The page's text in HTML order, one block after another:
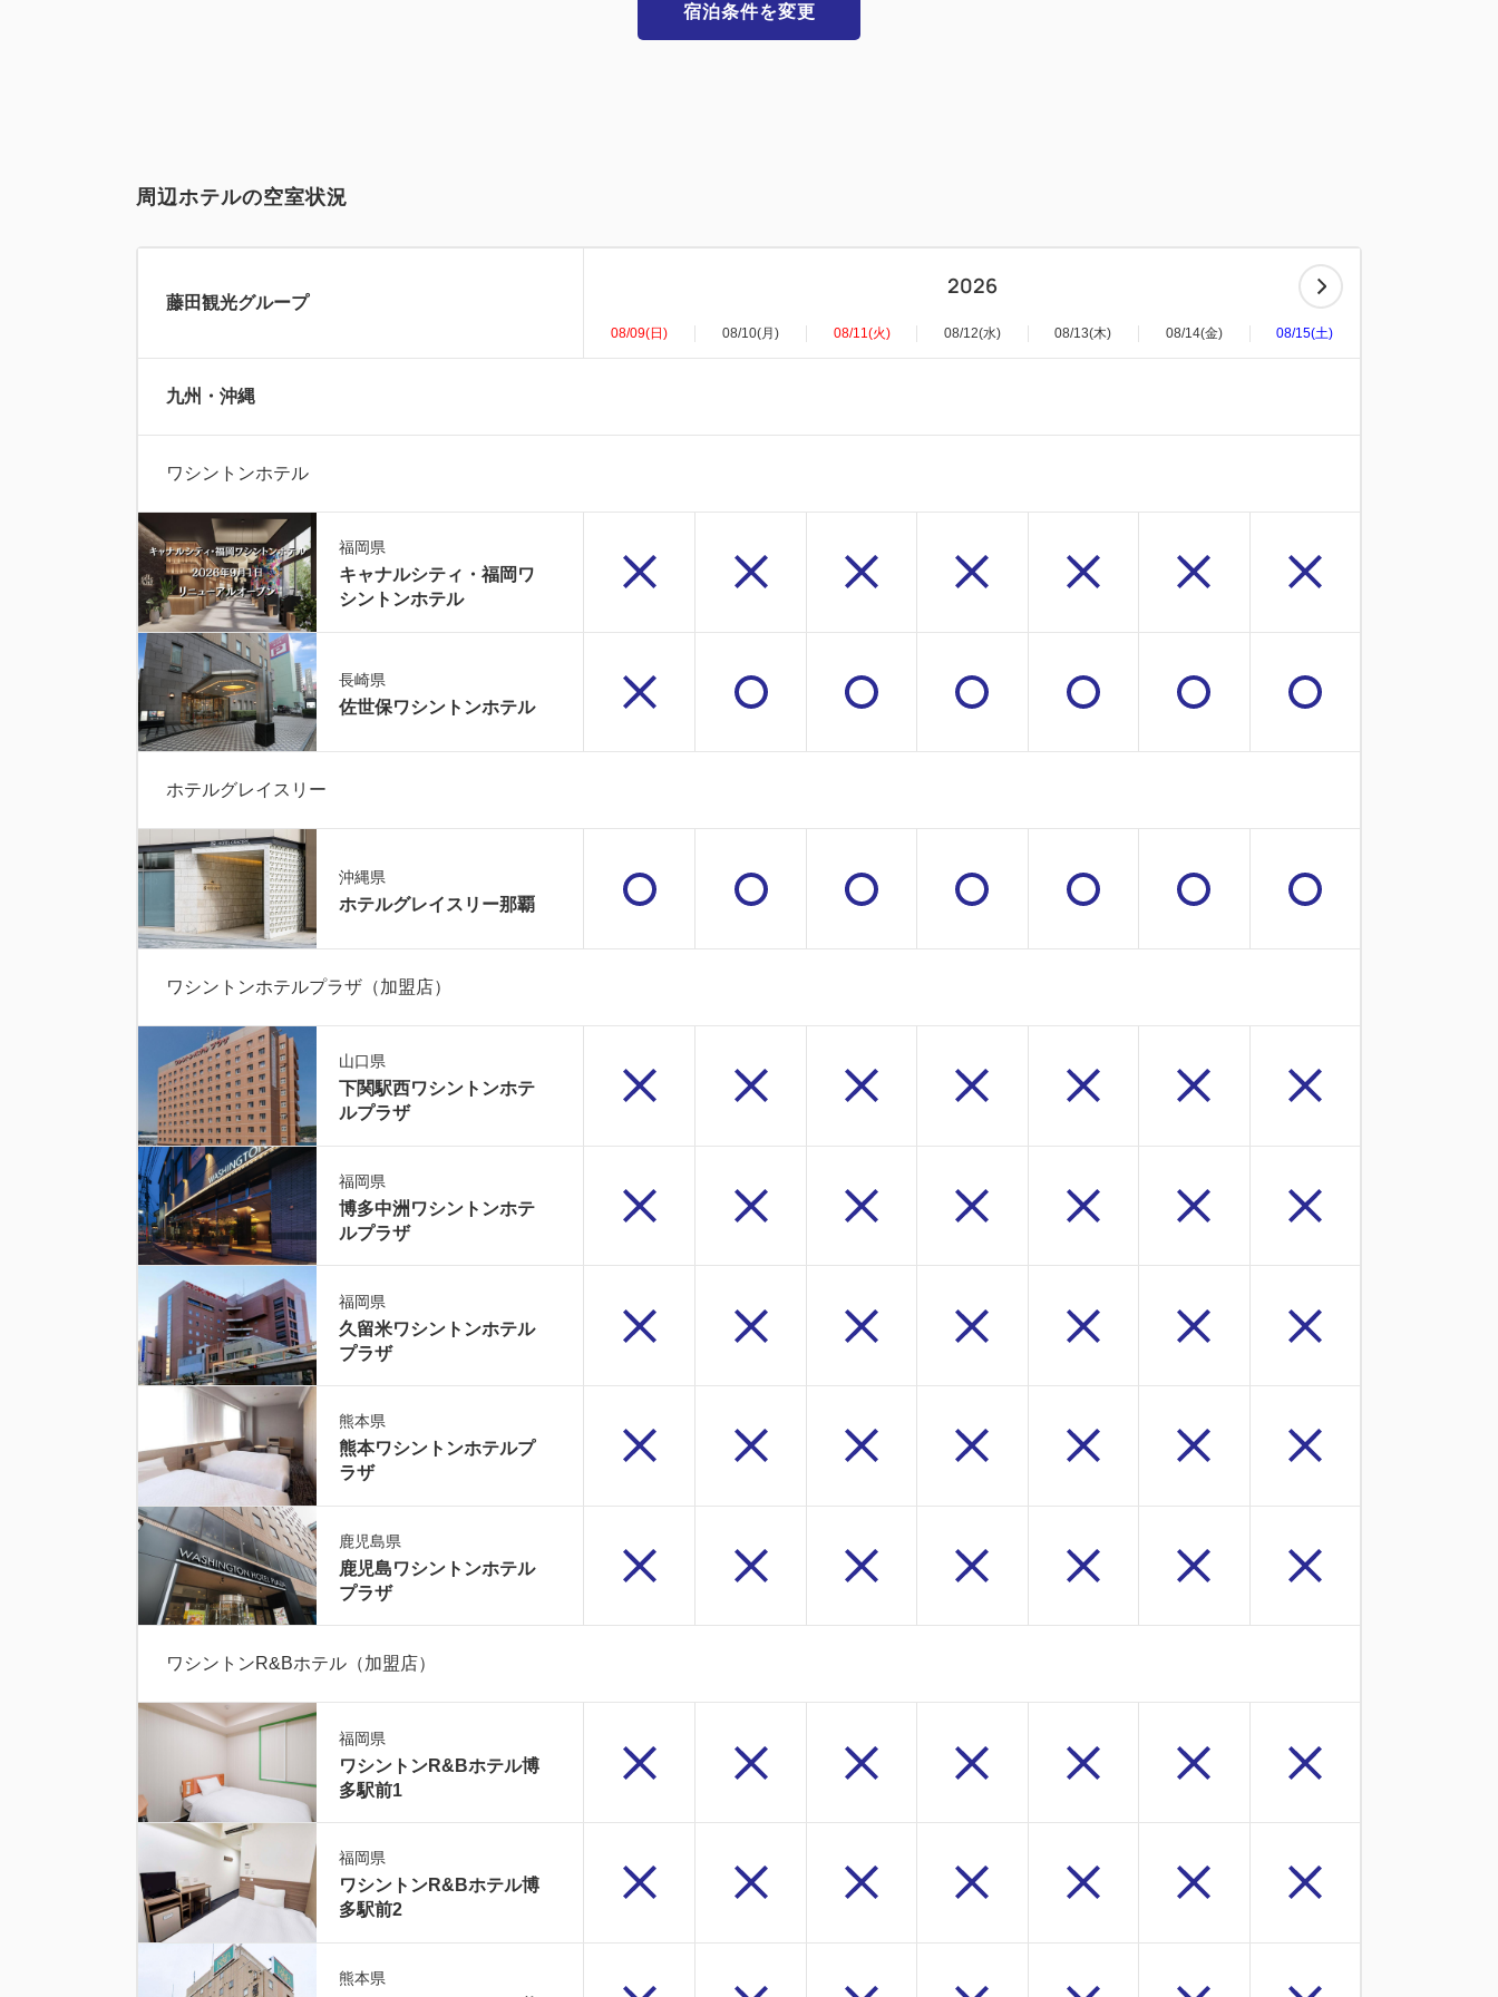
宿泊条件を変更
周辺ホテルの空室状況
藤田観光グループ
2026
08/09(日) 08/10(月) 08/11(火) 08/12(水) 08/13(木) 08/14(金) 08/15(土)
九州・沖縄
ワシントンホテル
福岡県
キャナルシティ・福岡ワ
シントンホテル
長崎県
佐世保ワシントンホテル
ホテルグレイスリー
沖縄県
ホテルグレイスリー那覇
ワシントンホテルプラザ（加盟店）
山口県
下関駅西ワシントンホテ
ルプラザ
福岡県
博多中洲ワシントンホテ
ルプラザ
福岡県
久留米ワシントンホテル
プラザ
熊本県
熊本ワシントンホテルプ
ラザ
鹿児島県
鹿児島ワシントンホテル
プラザ
ワシントンR&Bホテル（加盟店）
福岡県
ワシントンR&Bホテル博
多駅前1
福岡県
ワシントンR&Bホテル博
多駅前2
熊本県